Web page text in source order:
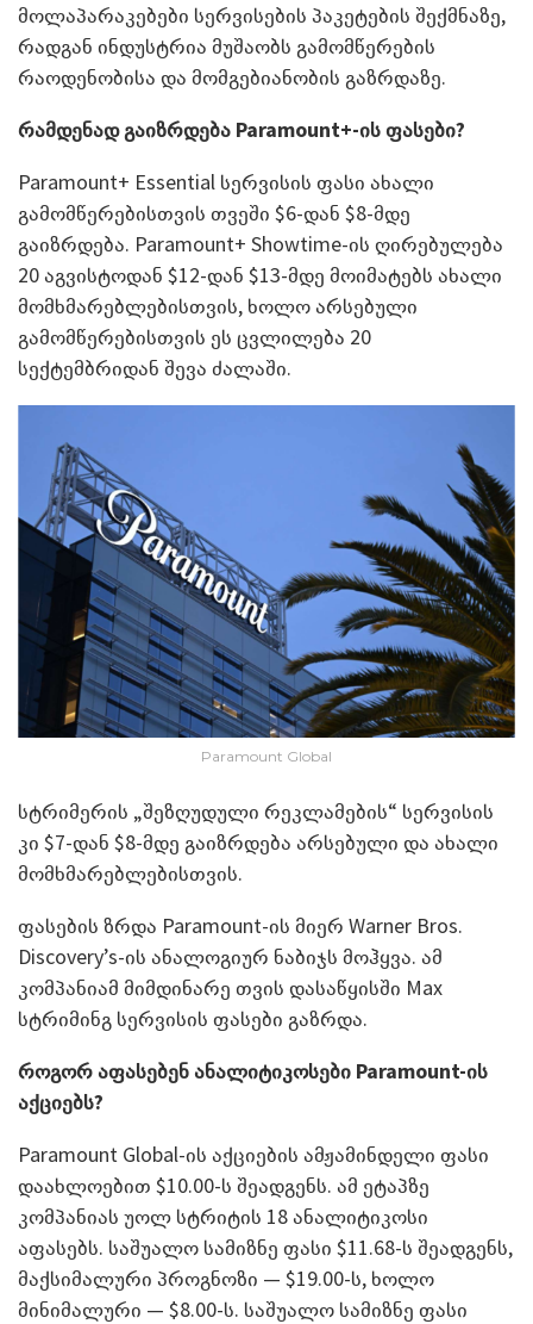
მოლაპარაკებები სერვისების პაკეტების შექმნაზე,
რადგან ინდუსტრია მუშაობს გამომწერების
რაოდენობისა და მომგებიანობის გაზრდაზე.
რამდენად გაიზრდება Paramount+-ის ფასები?
Paramount+ Essential სერვისის ფასი ახალი
გამომწერებისთვის თვეში $6-დან $8-მდე
გაიზრდება. Paramount+ Showtime-ის ღირებულება
20 აგვისტოდან $12-დან $13-მდე მოიმატებს ახალი
მომხმარებლებისთვის, ხოლო არსებული
გამომწერებისთვის ეს ცვლილება 20
სექტემბრიდან შევა ძალაში.
Paramount Global
სტრიმერის „შეზღუდული რეკლამების“ სერვისის
კი $7-დან $8-მდე გაიზრდება არსებული და ახალი
მომხმარებლებისთვის.
ფასების ზრდა Paramount-ის მიერ Warner Bros.
Discovery’s-ის ანალოგიურ ნაბიჯს მოჰყვა. ამ
კომპანიამ მიმდინარე თვის დასაწყისში Max
სტრიმინგ სერვისის ფასები გაზრდა.
როგორ აფასებენ ანალიტიკოსები Paramount-ის
აქციებს?
Paramount Global-ის აქციების ამჟამინდელი ფასი
დაახლოებით $10.00-ს შეადგენს. ამ ეტაპზე
კომპანიას უოლ სტრიტის 18 ანალიტიკოსი
აფასებს. საშუალო სამიზნე ფასი $11.68-ს შეადგენს,
მაქსიმალური პროგნოზი — $19.00-ს, ხოლო
მინიმალური — $8.00-ს. საშუალო სამიზნე ფასი